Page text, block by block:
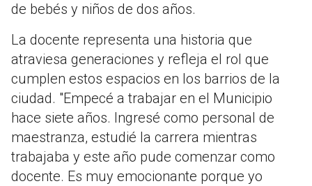
de bebés y niños de dos años.
La docente representa una historia que
atraviesa generaciones y refleja el rol que
cumplen estos espacios en los barrios de la
ciudad. "Empecé a trabajar en el Municipio
hace siete años. Ingresé como personal de
maestranza, estudié la carrera mientras
trabajaba y este año pude comenzar como
docente. Es muy emocionante porque yo